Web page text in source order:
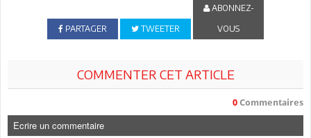
PARTAGER TWEETER
ABONNEZ-
VOUS
COMMENTER CET ARTICLE
0 Commentaires
Ecrire un commentaire